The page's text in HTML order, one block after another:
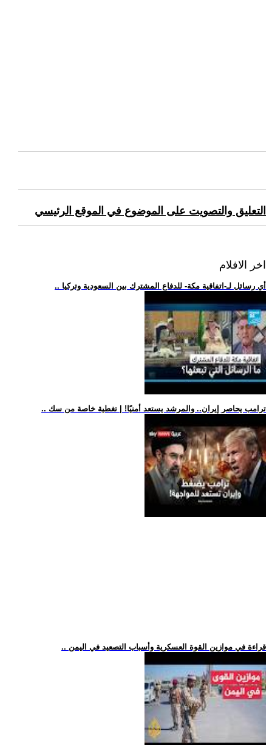
التعليق والتصويت على الموضوع في الموقع الرئيسي
اخر الافلام
.. أي رسائل لـ-اتفاقية مكة- للدفاع المشترك بين السعودية وتركيا
.. ترامب يحاصر إيران.. والمرشد يستعد أمنيًا! | تغطية خاصة من سك
.. قراءة في موازين القوة العسكرية وأسباب التصعيد في اليمن